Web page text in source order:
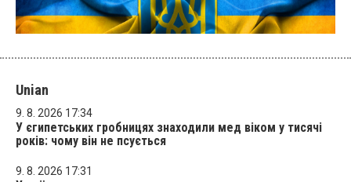
Unian
9. 8. 2026 17:34
У єгипетських гробницях знаходили мед віком у тисячі
років: чому він не псується
9. 8. 2026 17:31